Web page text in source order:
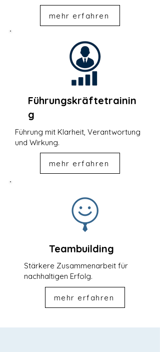
mehr erfahren
Führungskräftetrainin
g
Führung mit Klarheit, Verantwortung
und Wirkung.
mehr erfahren
Teambuilding
Stärkere Zusammenarbeit für
nachhaltigen Erfolg.
mehr erfahren